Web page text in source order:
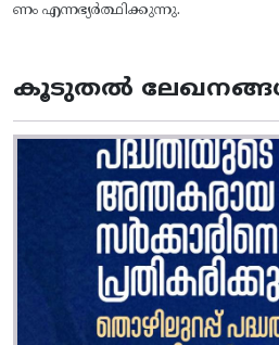
ണം എന്നഭ്യർത്ഥിക്കുന്നു.
കൂടുതൽ